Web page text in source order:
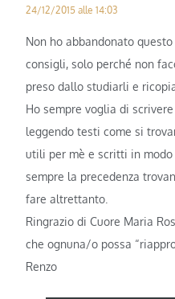
24/12/2015 alle 14:03
Non ho abbandonato
consigli, solo perché non
preso dallo studiarli e
Ho sempre voglia di
leggendo testi come si
utili per mè e scritti in
sempre la precedenza
fare altrettanto.
Ringrazio di Cuore Maria
che ognuna/o possa
Renzo